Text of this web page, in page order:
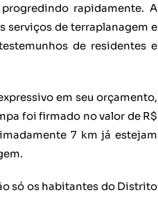
rapidamente. A
serviços de terraplanagem e
de residentes e
em seu orçamento,
foi firmado no valor de R$
7 km já estejam
só os habitantes do Distrito